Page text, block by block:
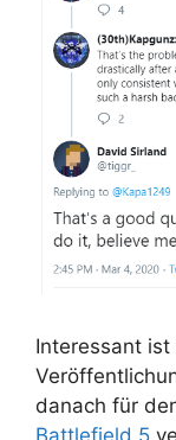
Interessant
danach für